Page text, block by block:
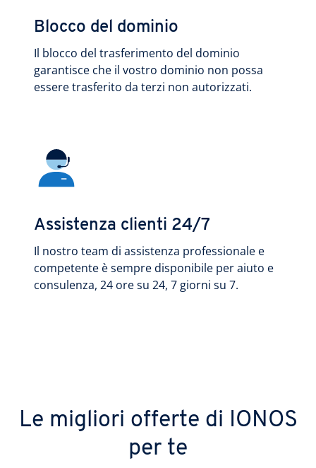
Blocco del dominio
Il blocco del trasferimento del dominio
garantisce che il vostro dominio non possa
essere trasferito da terzi non autorizzati.
Assistenza clienti 24/7
Il nostro team di assistenza professionale e
competente è sempre disponibile per aiuto e
consulenza, 24 ore su 24, 7 giorni su 7.
Le migliori offerte di IONOS
per te